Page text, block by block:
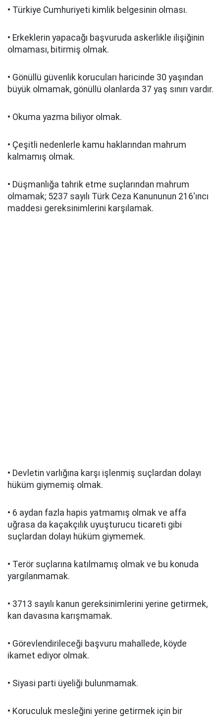
• Türkiye Cumhuriyeti kimlik belgesinin olması.
• Erkeklerin yapacağı başvuruda askerlikle ilişiğinin
olmaması, bitirmiş olmak.
• Gönüllü güvenlik korucuları haricinde 30 yaşından
büyük olmamak, gönüllü olanlarda 37 yaş sınırı vardır.
• Okuma yazma biliyor olmak.
• Çeşitli nedenlerle kamu haklarından mahrum
kalmamış olmak.
• Düşmanlığa tahrik etme suçlarından mahrum
olmamak; 5237 sayılı Türk Ceza Kanununun 216'ıncı
maddesi gereksinimlerini karşılamak.
• Devletin varlığına karşı işlenmiş suçlardan dolayı
hüküm giymemiş olmak.
• 6 aydan fazla hapis yatmamış olmak ve affa
uğrasa da kaçakçılık uyuşturucu ticareti gibi
suçlardan dolayı hüküm giymemek.
• Terör suçlarına katılmamış olmak ve bu konuda
yargılanmamak.
• 3713 sayılı kanun gereksinimlerini yerine getirmek,
kan davasına karışmamak.
• Görevlendirileceği başvuru mahallede, köyde
ikamet ediyor olmak.
• Siyasi parti üyeliği bulunmamak.
• Koruculuk mesleğini yerine getirmek için bir